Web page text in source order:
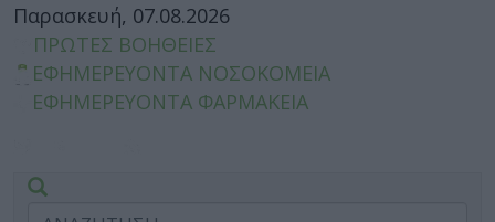
Παρασκευή, 07.08.2026
ΠΡΩΤΕΣ ΒΟΗΘΕΙΕΣ
ΕΦΗΜΕΡΕΥΟΝΤΑ ΝΟΣΟΚΟΜΕΙΑ
ΕΦΗΜΕΡΕΥΟΝΤΑ ΦΑΡΜΑΚΕΙΑ